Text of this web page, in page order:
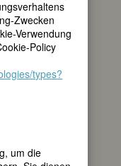
Zwecken
Verwendung
Policy
types?
um die